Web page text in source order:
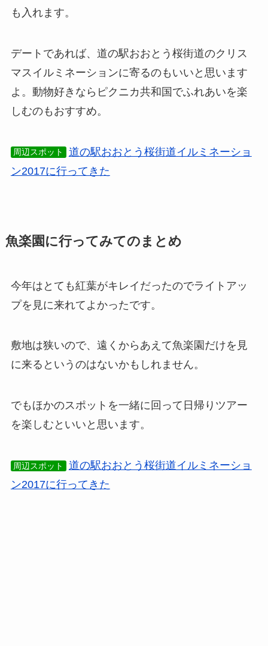
も入れます。
デートであれば、道の駅おおとう桜街道のクリス
マスイルミネーションに寄るのもいいと思います
よ。動物好きならピクニカ共和国でふれあいを楽
しむのもおすすめ。
周辺スポット
道の駅おおとう桜街道イルミネーショ
ン2017に行ってきた
魚楽園に行ってみてのまとめ
今年はとても紅葉がキレイだったのでライトアッ
プを見に来れてよかったです。
敷地は狭いので、遠くからあえて魚楽園だけを見
に来るというのはないかもしれません。
でもほかのスポットを一緒に回って日帰りツアー
を楽しむといいと思います。
周辺スポット
道の駅おおとう桜街道イルミネーショ
ン2017に行ってきた